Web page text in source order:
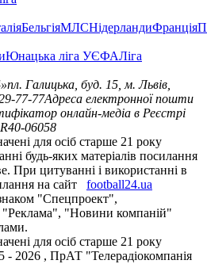
БельгіяМЛСНідерландиФранція
Юнацька ліга УЄФАЛіга
пл. Галицька, буд. 15, м. Львів,
77-77Адреса електронної пошти
онлайн-медіа в Реєстрі
06058
для осіб старше 21 року
будь-яких матеріалів посилання
При цитуванні і використанні в
на сайт
football24.ua
"Спецпроект",
"Реклама", "Новини компаній"
для осіб старше 21 року
- 2026 , ПрАТ "Телерадіокомпанія